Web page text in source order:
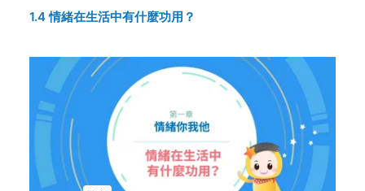
1.4 情緒在生活中有什麼功用？